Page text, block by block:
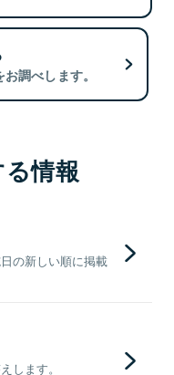
調べします。
情報
の新しい順に掲載
します。